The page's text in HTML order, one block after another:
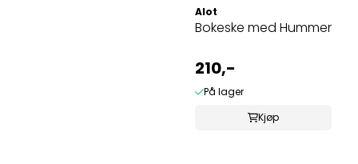
Alot
Bokeske med Hummer
210,-
På lager
Kjøp